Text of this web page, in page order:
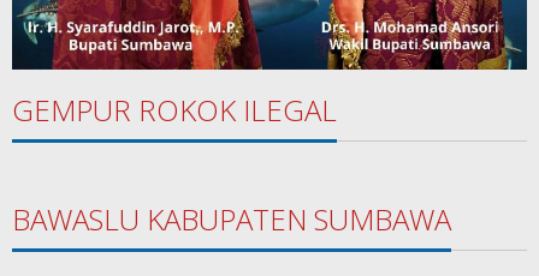
GEMPUR ROKOK ILEGAL
BAWASLU KABUPATEN SUMBAWA